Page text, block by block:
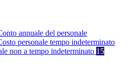
annuale del personale
personale tempo indeterminato
non a tempo indeterminato 15